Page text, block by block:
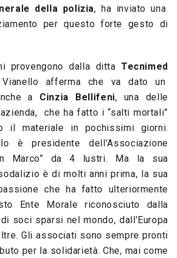
della polizia, ha inviato una
per questo forte gesto di
provengono dalla ditta Tecnimed
afferma che va dato un
a Cinzia Bellifeni, una delle
che ha fatto i “salti mortali”
il materiale in pochissimi giorni.
è presidente dell’Associazione
Marco” da 4 lustri. Ma la sua
è di molti anni prima, la sua
che ha fatto ulteriormente
Ente Morale riconosciuto dalla
soci sparsi nel mondo, dall’Europa
Gli associati sono sempre pronti
per la solidarietà. Che, mai come